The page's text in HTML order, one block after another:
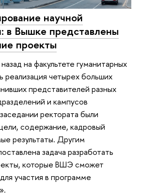
научной
в Вышке представлены
проекты
на факультете гуманитарных
реализация четырех больших
представителей разных
и кампусов
ректората были
содержание, кадровый
результаты. Другим
задача разработать
которые ВШЭ сможет
участия в программе